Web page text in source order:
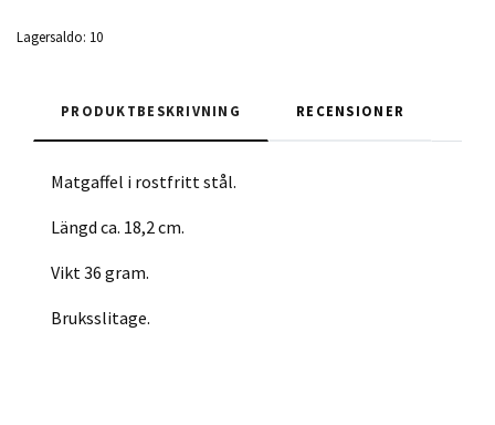
Lagersaldo: 10
PRODUKTBESKRIVNING RECENSIONER
Matgaffel i rostfritt stål.
Längd ca. 18,2 cm.
Vikt 36 gram.
Bruksslitage.